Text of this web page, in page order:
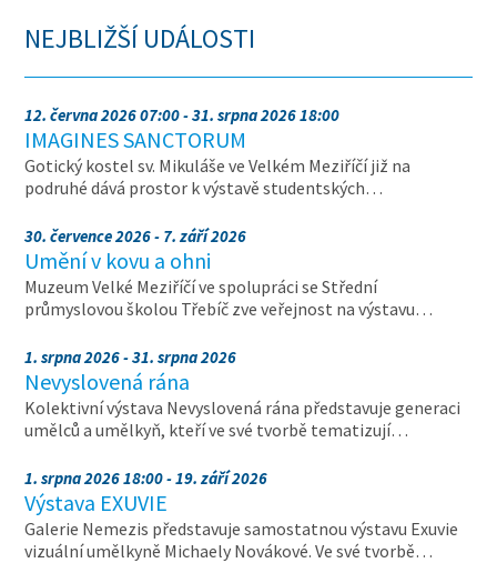
NEJBLIŽŠÍ UDÁLOSTI
12. června 2026 07:00 - 31. srpna 2026 18:00
IMAGINES SANCTORUM
Gotický kostel sv. Mikuláše ve Velkém Meziříčí již na
podruhé dává prostor k výstavě studentských…
30. července 2026 - 7. září 2026
Umění v kovu a ohni
Muzeum Velké Meziříčí ve spolupráci se Střední
průmyslovou školou Třebíč zve veřejnost na výstavu…
1. srpna 2026 - 31. srpna 2026
Nevyslovená rána
Kolektivní výstava Nevyslovená rána představuje generaci
umělců a umělkyň, kteří ve své tvorbě tematizují…
1. srpna 2026 18:00 - 19. září 2026
Výstava EXUVIE
Galerie Nemezis představuje samostatnou výstavu Exuvie
vizuální umělkyně Michaely Novákové. Ve své tvorbě…